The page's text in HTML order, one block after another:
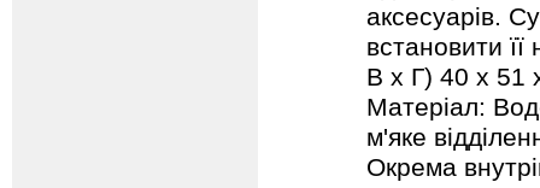
аксесуарів.
встановити
В х Г) 40 x 51
Матеріал:
м'яке
Окрема